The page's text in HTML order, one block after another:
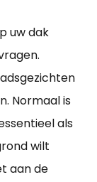
uw dak
Normaal is
als
wilt
aan de